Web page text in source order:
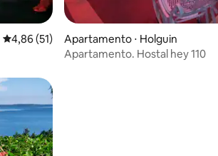
4,86 de uma avaliação média de 5, 51
4,86 (51)
Apartamento ⋅ Holguin
Apartamento. Hostal hey 110